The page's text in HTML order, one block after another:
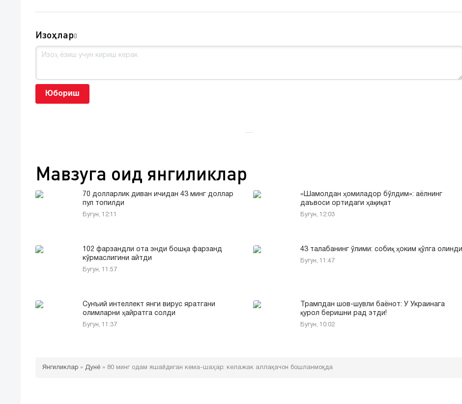
Изоҳлар0
Юбориш
…
Мавзуга оид янгиликлар
70 долларлик диван ичидан 43 минг доллар
пул топилди
Бугун, 12:11
«Шамолдан ҳомиладор бўлдим»: аёлнинг
даъвоси ортидаги ҳақиқат
Бугун, 12:03
102 фарзандли ота энди бошқа фарзанд
кўрмаслигини айтди
Бугун, 11:57
43 талабанинг ўлими: собиқ ҳоким қўлга олинди
Бугун, 11:47
Сунъий интеллект янги вирус яратгани
олимларни ҳайратга солди
Бугун, 11:37
Трампдан шов-шувли баёнот: У Украинага
қурол беришни рад этди!
Бугун, 10:02
Янгиликлар » Дунё » 80 минг одам яшайдиган кема-шаҳар: келажак аллақачон бошланмоқда